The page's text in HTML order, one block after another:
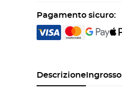
Pagamento sicuro:
Descrizione Ingrosso